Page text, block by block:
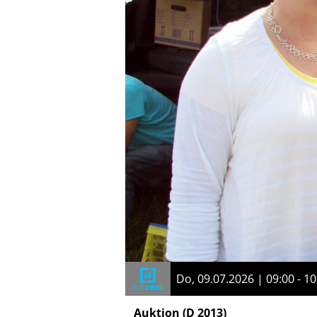
Do, 09.07.2026 | 09:00 -
Auktion (D 2013)